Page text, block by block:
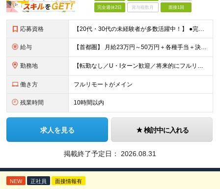
完全週休2日 賞与複数月 面接1回
応募資格 【20代・30代の未経験者が多数活躍中！】 ●完全未経験、第二新卒、既卒、フリーターの方大歓迎！ ●学歴・職歴・転職回数・ブランク一切不問 ※34歳までの方（若年層の長期キャリア形成を図るため） ★
給与 【首都圏】 月給23万円～50万円＋各種手当＋決算賞与 【大阪】 月給22万円～50万円＋各種手当＋決算賞与 【愛知】 月給21.5万円～50万円＋各種手当＋決算賞与 【福岡・宮城】 月給20万
勤務地 【転勤なし／U・Iターン歓迎／将来的にフルリモートOK】 本社（新宿区）、大阪支店、名古屋支店または東京都・神奈川県・千葉県・埼玉県・愛知県・大阪府・福岡県をはじめ、全国のプロジェクト先 ※ご希望を
働き方 フルリモートがメイン
残業時間 10時間以内
求人を見る 検討中に入れる
掲載終了予定日： 2026.08.31
NEW 正社員 面接情報有